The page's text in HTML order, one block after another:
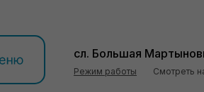
сл. Большая
Режим работы Смотреть